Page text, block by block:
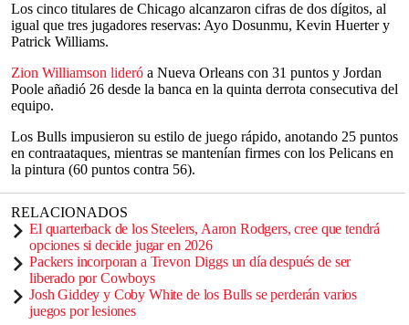
Los cinco titulares de Chicago alcanzaron cifras de dos dígitos, al
igual que tres jugadores reservas: Ayo Dosunmu, Kevin Huerter y
Patrick Williams.
Zion Williamson lideró a Nueva Orleans con 31 puntos y Jordan
Poole añadió 26 desde la banca en la quinta derrota consecutiva del
equipo.
Los Bulls impusieron su estilo de juego rápido, anotando 25 puntos
en contraataques, mientras se mantenían firmes con los Pelicans en
la pintura (60 puntos contra 56).
RELACIONADOS
El quarterback de los Steelers, Aaron Rodgers, cree que tendrá
opciones si decide jugar en 2026
Packers incorporan a Trevon Diggs un día después de ser
liberado por Cowboys
Josh Giddey y Coby White de los Bulls se perderán varios
juegos por lesiones